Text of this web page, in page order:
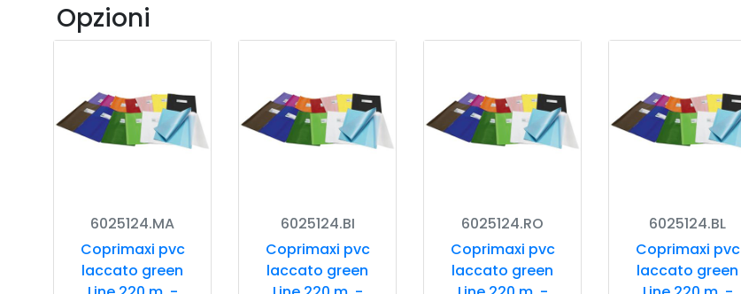
Opzioni
6025124.MA
Coprimaxi pvc
laccato green
6025124.BI
Coprimaxi pvc
laccato green
6025124.RO
Coprimaxi pvc
laccato green
6025124.BL
Coprimaxi pvc
laccato green